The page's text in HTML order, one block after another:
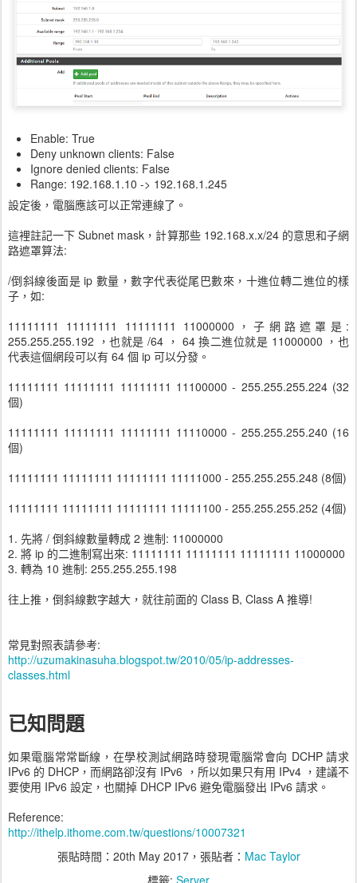
Enable: True
Deny unknown clients: False
Ignore denied clients: False
Range: 192.168.1.10 -> 192.168.1.245
設定後，電腦應該可以正常連線了。
這裡註記一下 Subnet mask，計算那些 192.168.x.x/24 的意思和子網
路遮罩算法:
/倒斜線後面是 ip 數量，數字代表從尾巴數來，十進位轉二進位的樣
子，如:
11111111 11111111 11111111 11000000，子網路遮罩是:
255.255.255.192 ，也就是 /64 ， 64 換二進位就是 11000000 ，也
代表這個網段可以有 64 個 ip 可以分發。
11111111 11111111 11111111 11100000 - 255.255.255.224 (32
個)
11111111 11111111 11111111 11110000 - 255.255.255.240 (16
個)
11111111 11111111 11111111 11111000 - 255.255.255.248 (8個)
11111111 11111111 11111111 11111100 - 255.255.255.252 (4個)
1. 先將 / 倒斜線數量轉成 2 進制: 11000000
2. 將 ip 的二進制寫出來: 11111111 11111111 11111111 11000000
3. 轉為 10 進制: 255.255.255.198
往上推，倒斜線數字越大，就往前面的 Class B, Class A 推導!
常見對照表請參考:
http://uzumakinasuha.blogspot.tw/2010/05/ip-addresses-
classes.html
已知問題
如果電腦常常斷線，在學校測試網路時發現電腦常會向 DCHP 請求
IPv6 的 DHCP，而網路卻沒有 IPv6 ，所以如果只有用 IPv4 ，建議不
要使用 IPv6 設定，也關掉 DHCP IPv6 避免電腦發出 IPv6 請求。
Reference:
http://ithelp.ithome.com.tw/questions/10007321
張貼時間： 20th May 2017，張貼者： Mac Taylor